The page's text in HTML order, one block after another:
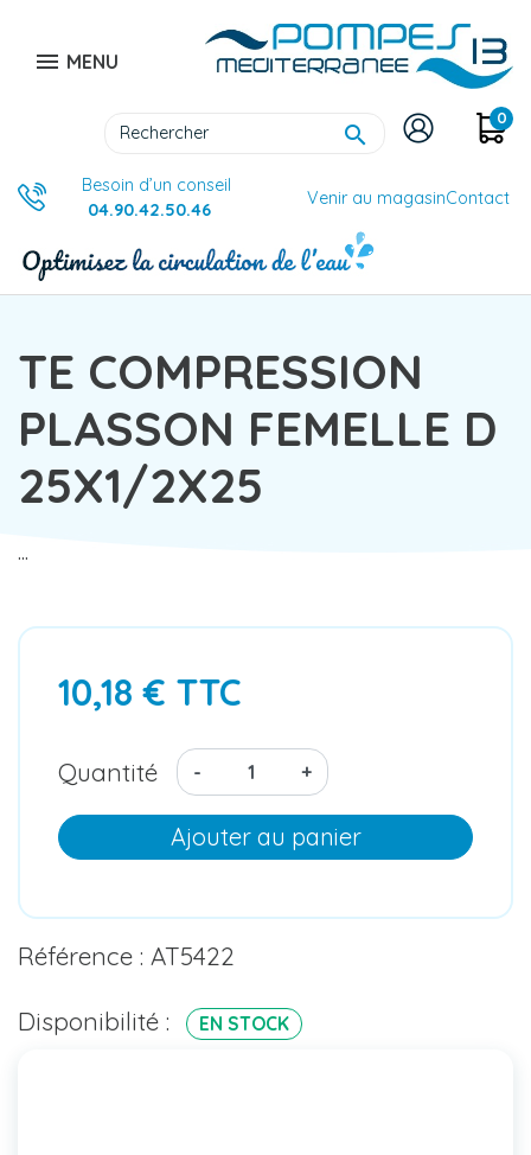
 MENU

0
Besoin d’un conseil
04.90.42.50.46
Venir au magasinContact
TE COMPRESSION
PLASSON FEMELLE D
25X1/2X25
...
10,18 € TTC
Quantité - +
Ajouter au panier
Référence : AT5422
Disponibilité : EN STOCK